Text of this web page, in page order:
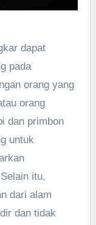
dapat
pada
orang yang
orang
dan primbon
untuk
itu,
dari alam
dan tidak